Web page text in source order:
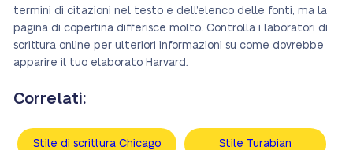
termini di citazioni nel testo e dell’elenco delle fonti, ma la
pagina di copertina differisce molto. Controlla i laboratori di
scrittura online per ulteriori informazioni su come dovrebbe
apparire il tuo elaborato Harvard.
Correlati:
Stile di scrittura Chicago Stile Turabian